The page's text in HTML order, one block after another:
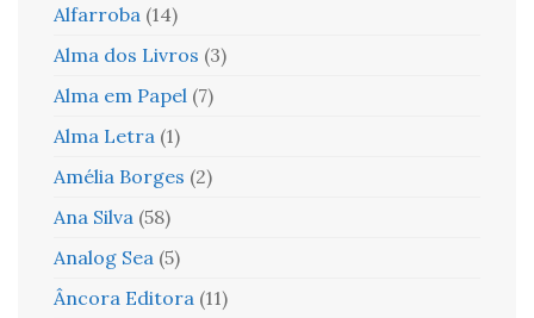
Alfarroba (14)
Alma dos Livros (3)
Alma em Papel (7)
Alma Letra (1)
Amélia Borges (2)
Ana Silva (58)
Analog Sea (5)
Âncora Editora (11)